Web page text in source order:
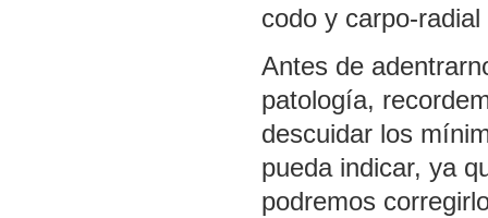
codo y carpo-
Antes de
patología,
descuidar los
pueda indicar, ya
podremos